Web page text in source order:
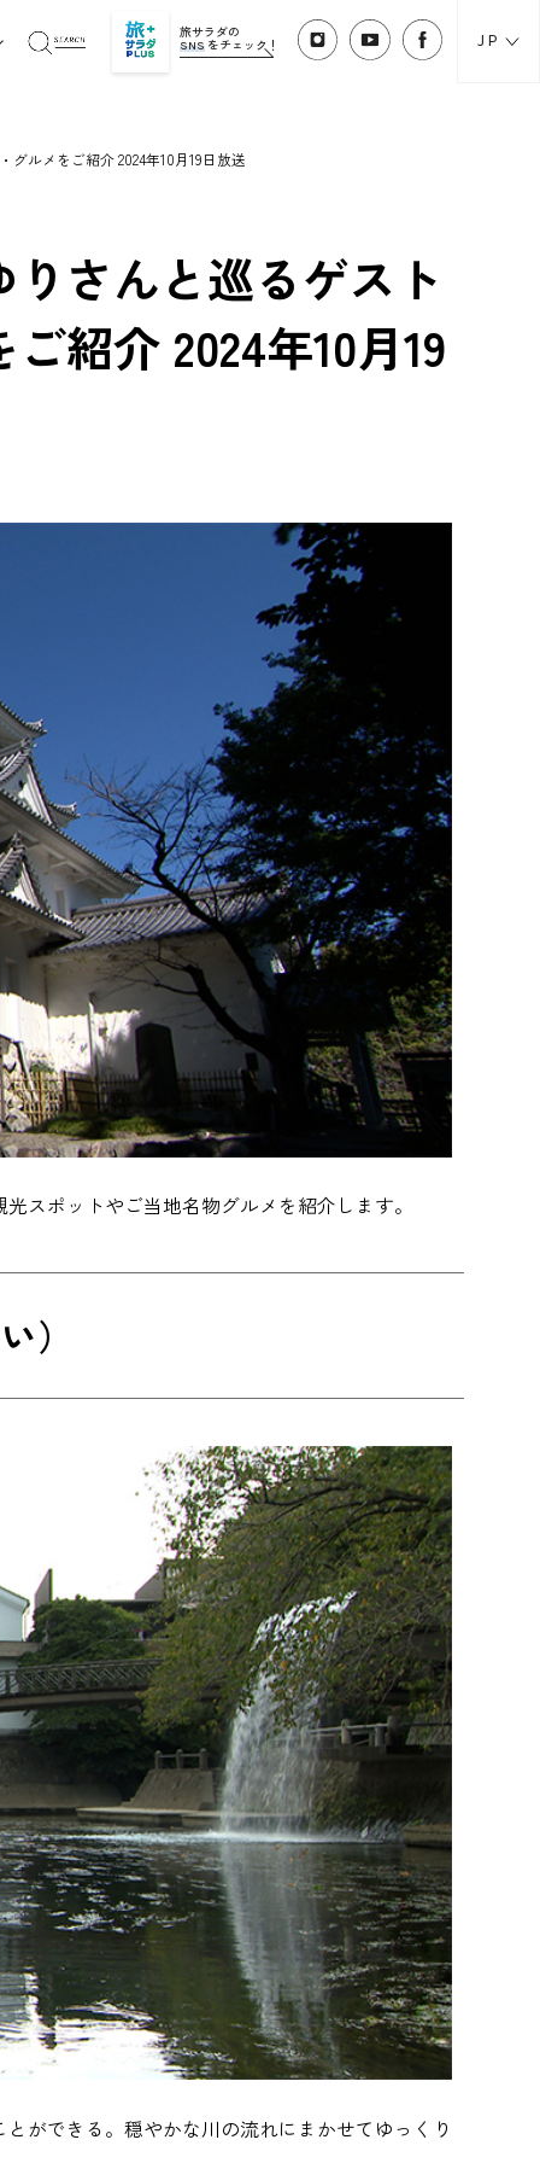
旅サラダの
SNS をチェック！ JP
グルメをご紹介 2024年10月19日放送
りさんと巡るゲスト
紹介 2024年10月19
スポットやご当地名物グルメを紹介します。
）
ができる。穏やかな川の流れにまかせてゆっくり